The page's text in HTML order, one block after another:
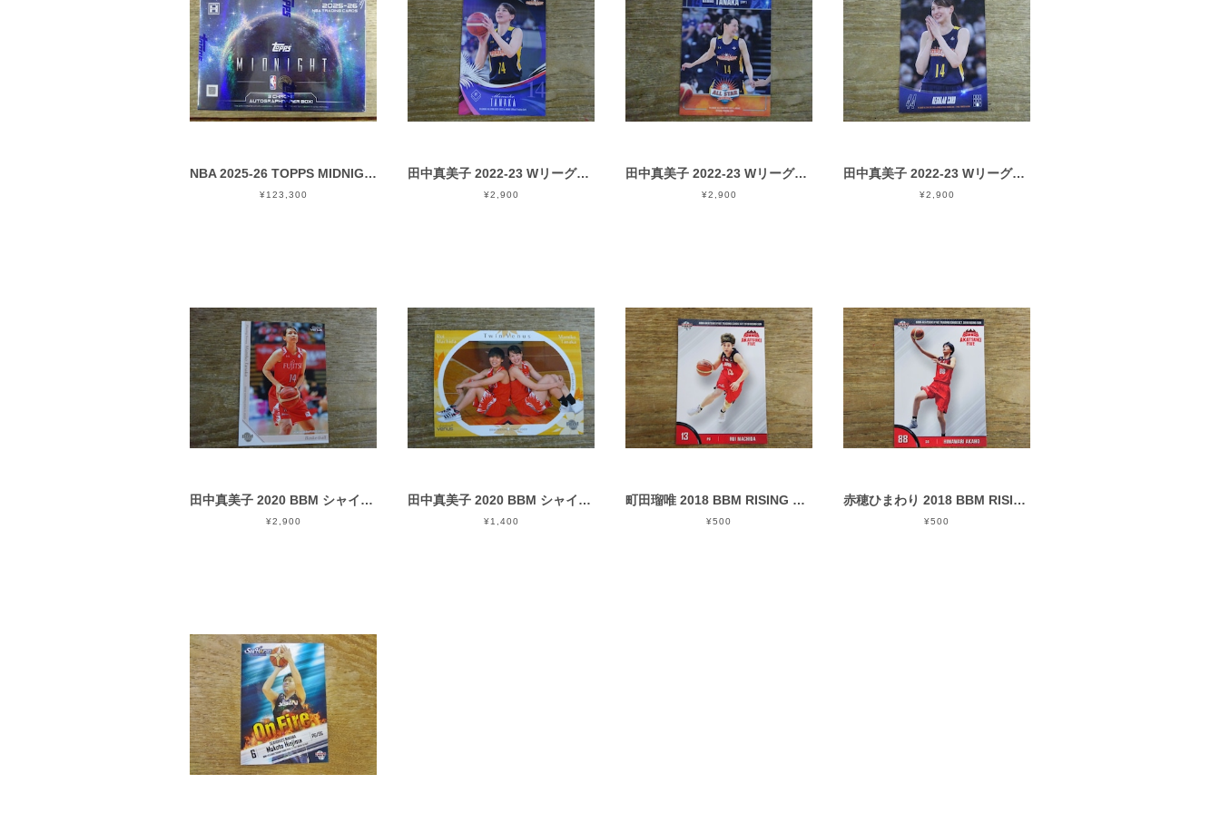
NBA 2025-26 TOPPS MIDNIGHT HOBBY 未開封 BOX
¥123,300
田中真美子 2022-23 Wリーグオールスター in有明
¥2,900
田中真美子 2022-23 Wリーグオールスター in有明
¥2,900
田中真美子 2022-23 Wリーグオールスター in有明
¥2,900
田中真美子 2020 BBM シャイニング ヴィーナス
¥2,900
田中真美子 2020 BBM シャイニング ヴィーナス
¥1,400
町田瑠唯 2018 BBM RISING SUN
¥500
赤穂ひまわり 2018 BBM RISING SUN
¥500